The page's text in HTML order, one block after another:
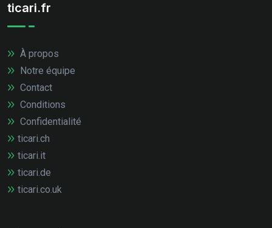
ticari.fr
À propos
Notre équipe
Contact
Conditions
Confidentialité
ticari.ch
ticari.it
ticari.de
ticari.co.uk